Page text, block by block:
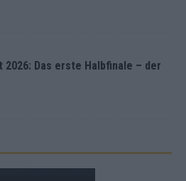
2026: Das erste Halbfinale – der